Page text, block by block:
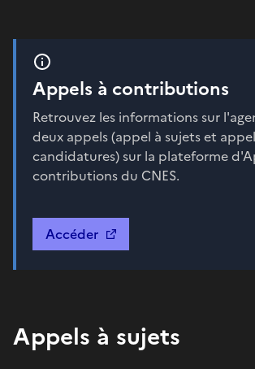
Appels à contributions
Retrouvez les informations sur
deux appels (appel à sujets et
candidatures) sur la plateforme
contributions du CNES.
Accéder
Appels à sujets